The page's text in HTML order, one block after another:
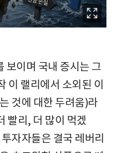
보이며 국내 증시는 그
이 랠리에서 소외된 이
것에 대한 두려움)라
빨리, 더 많이 먹겠
자자들은 결국 레버리